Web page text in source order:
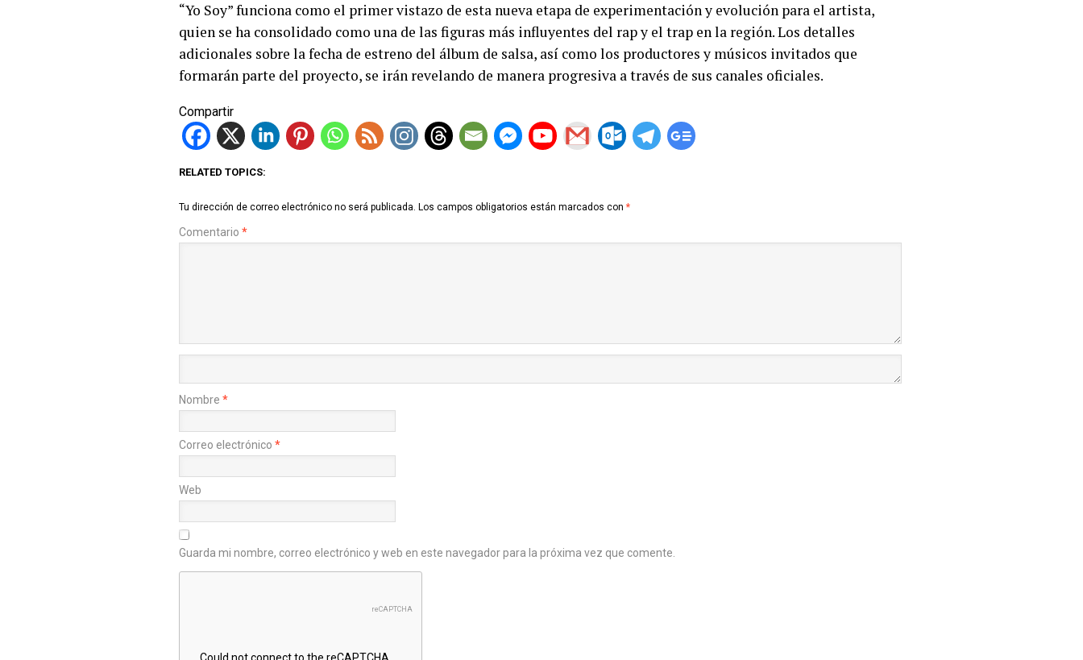
“Yo Soy” funciona como el primer vistazo de esta nueva etapa de experimentación y evolución para el artista,
quien se ha consolidado como una de las figuras más influyentes del rap y el trap en la región. Los detalles
adicionales sobre la fecha de estreno del álbum de salsa, así como los productores y músicos invitados que
formarán parte del proyecto, se irán revelando de manera progresiva a través de sus canales oficiales.
Compartir
RELATED TOPICS:
Tu dirección de correo electrónico no será publicada. Los campos obligatorios están marcados con *
Comentario *
Nombre *
Correo electrónico *
Web
Guarda mi nombre, correo electrónico y web en este navegador para la próxima vez que comente.